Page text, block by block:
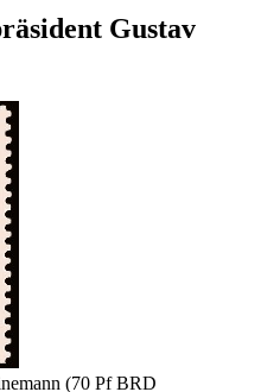
Gustav
(70 Pf BRD